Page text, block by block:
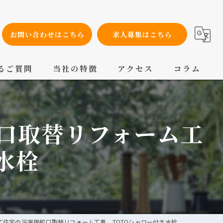
お問い合わせはこちら 求人募集はこちら
ご質問 当社の特徴
設備工事
内装工事
メンテナンス
配管工事
交換
アクセス コラム
取替リフォーム工
栓